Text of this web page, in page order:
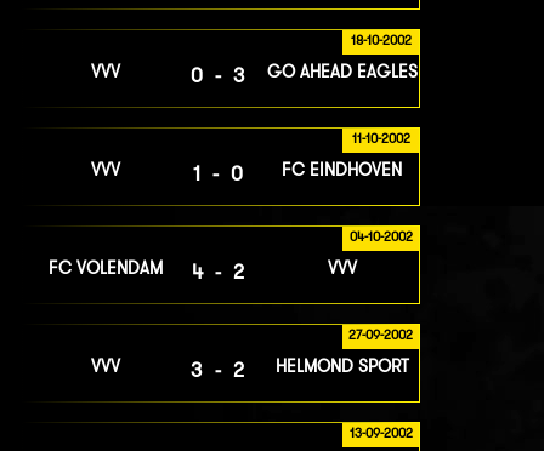
18-10-2002
VVV 0-3 GO AHEAD EAGLES
11-10-2002
VVV 1-0 FC EINDHOVEN
04-10-2002
FC VOLENDAM 4-2 VVV
27-09-2002
VVV 3-2 HELMOND SPORT
13-09-2002